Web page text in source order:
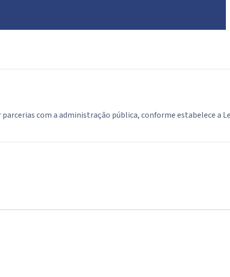
com a administração pública, conforme estabelece a